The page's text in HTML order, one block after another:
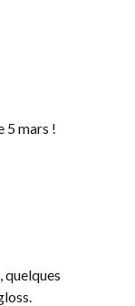
5 mars !
quelques